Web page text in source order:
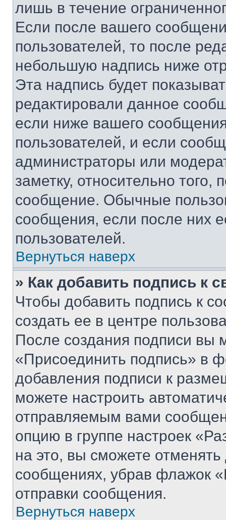
лишь в течение
Если после вашего
пользователей, то после
небольшую надпись ниже
Эта надпись будет
редактировали данное
если ниже вашего
пользователей, и если
администраторы или
заметку, относительно
сообщение. Обычные
сообщения, если после них
пользователей.
Вернуться наверх
» Как добавить подпись к
Чтобы добавить подпись к
создать ее в центре
После создания подписи вы
«Присоединить подпись» в
добавления подписи к
можете настроить
отправляемым вами
опцию в группе настроек
на это, вы сможете
сообщениях, убрав флажок
отправки сообщения.
Вернуться наверх